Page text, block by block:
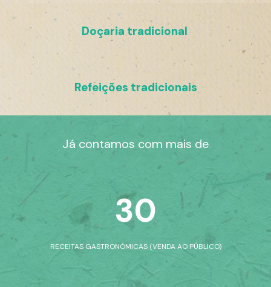
Doçaria tradicional
Refeições tradicionais
Já contamos com mais de
30
RECEITAS GASTRONÓMICAS (VENDA AO PÚBLICO)